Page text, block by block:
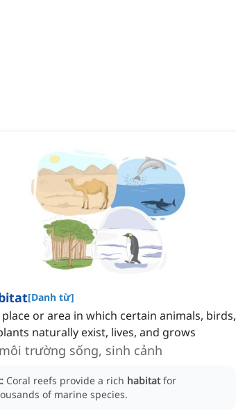
[Danh từ]
or area in which certain animals, birds,
naturally exist, lives, and grows
môi trường sống, sinh cảnh
Coral reefs provide a rich habitat for
of marine species.